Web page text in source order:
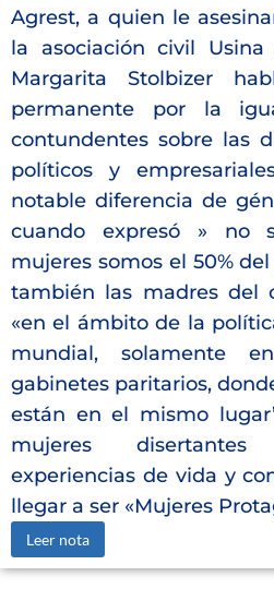
Agrest, a quien le
la asociación civil
Margarita Stolbizer
permanente por la
contundentes sobre las
políticos y
notable diferencia de
cuando expresó » no
mujeres somos el 50%
también las madres del
«en el ámbito de la
mundial, solamente
gabinetes paritarios,
están en el mismo
mujeres
experiencias de vida y
llegar a ser «Mujeres
Leer nota